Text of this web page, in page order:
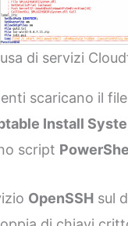
di servizi
scaricano il
Install
script
OpenSSH sul